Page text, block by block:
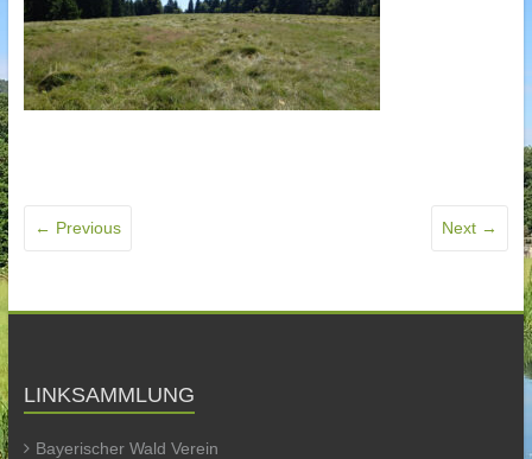
← Previous Next →
LINKSAMMLUNG
Bayerischer Wald Verein